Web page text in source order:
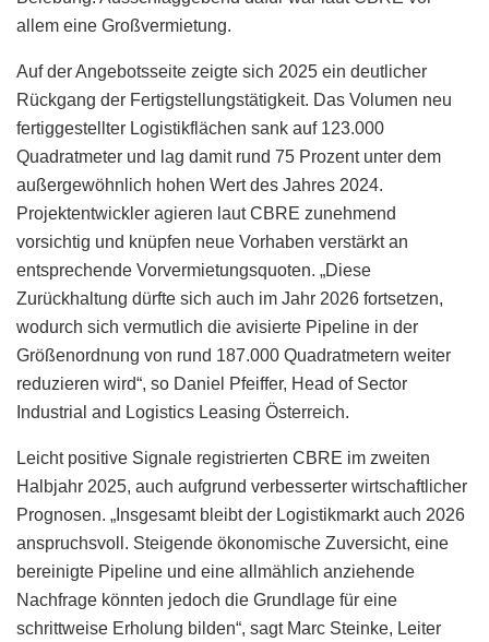
allem eine Großvermietung.
Auf der Angebotsseite zeigte sich 2025 ein deutlicher
Rückgang der Fertigstellungstätigkeit. Das Volumen neu
fertiggestellter Logistikflächen sank auf 123.000
Quadratmeter und lag damit rund 75 Prozent unter dem
außergewöhnlich hohen Wert des Jahres 2024.
Projektentwickler agieren laut CBRE zunehmend
vorsichtig und knüpfen neue Vorhaben verstärkt an
entsprechende Vorvermietungsquoten. „Diese
Zurückhaltung dürfte sich auch im Jahr 2026 fortsetzen,
wodurch sich vermutlich die avisierte Pipeline in der
Größenordnung von rund 187.000 Quadratmetern weiter
reduzieren wird“, so Daniel Pfeiffer, Head of Sector
Industrial and Logistics Leasing Österreich.
Leicht positive Signale registrierten CBRE im zweiten
Halbjahr 2025, auch aufgrund verbesserter wirtschaftlicher
Prognosen. „Insgesamt bleibt der Logistikmarkt auch 2026
anspruchsvoll. Steigende ökonomische Zuversicht, eine
bereinigte Pipeline und eine allmählich anziehende
Nachfrage könnten jedoch die Grundlage für eine
schrittweise Erholung bilden“, sagt Marc Steinke, Leiter